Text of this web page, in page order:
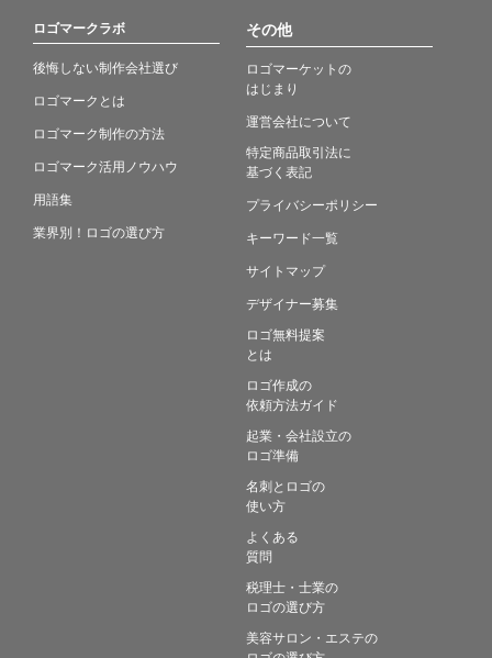
ロゴマークラボ
後悔しない制作会社選び
ロゴマークとは
ロゴマーク制作の方法
ロゴマーク活用ノウハウ
用語集
業界別！ロゴの選び方
その他
ロゴマーケットの
はじまり
運営会社について
特定商品取引法に
基づく表記
プライバシーポリシー
キーワード一覧
サイトマップ
デザイナー募集
ロゴ無料提案
とは
ロゴ作成の
依頼方法ガイド
起業・会社設立の
ロゴ準備
名刺とロゴの
使い方
よくある
質問
税理士・士業の
ロゴの選び方
美容サロン・エステの